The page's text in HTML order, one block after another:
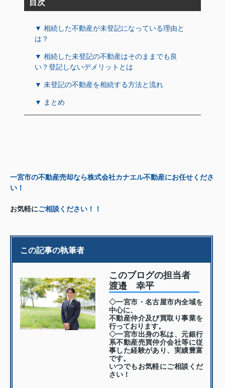
目次
▼ 相続した不動産が未登記になっている理由と
は？
▼ 相続した未登記の不動産はそのままでも良
い？登記しないデメリットとは
▼ 未登記の不動産を相続する方法と流れ
▼ まとめ
一宮市の不動産売却なら株式会社カナエル不動産にお任せくださ
い！
お気軽にご相談ください！！
この記事の執筆者
このブログの担当者
渡邉 幸平
◇一宮市・名古屋市内全域を
中心に、
不動産仲介及び買取り事業を
行っております。
◇一宮市出身の私は、元銀行
系不動産売買仲介会社等に従
事した経験があり、実績豊富
です。
いつでもお気軽にご相談くだ
さい！